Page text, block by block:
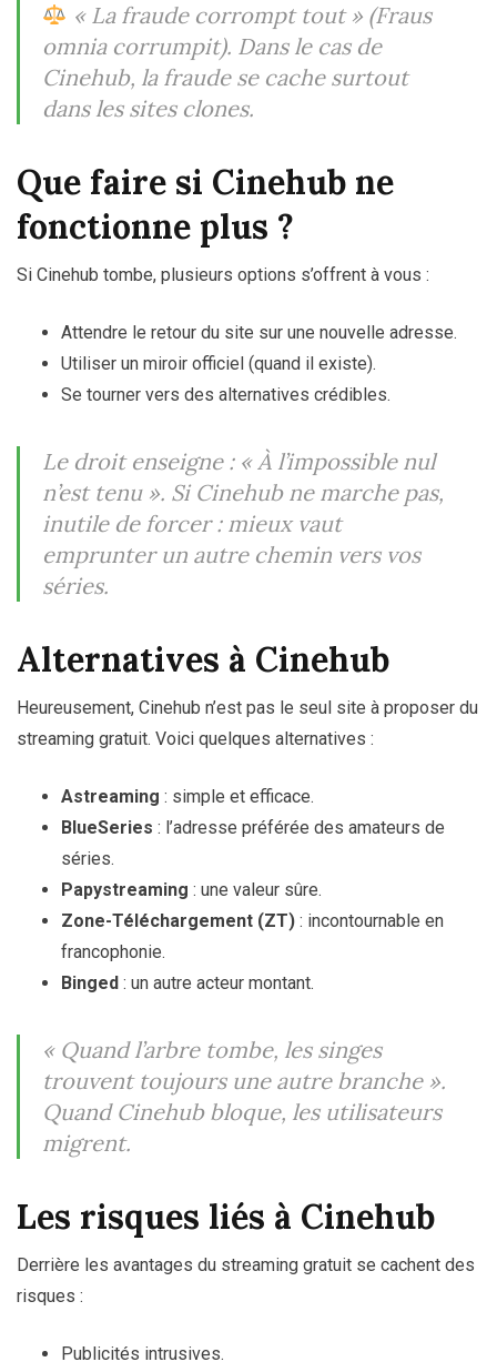
« La fraude corrompt tout » (Fraus
omnia corrumpit). Dans le cas de
Cinehub, la fraude se cache surtout
dans les sites clones.
Que faire si Cinehub ne
fonctionne plus ?
Si Cinehub tombe, plusieurs options s’offrent à vous :
Attendre le retour du site sur une nouvelle adresse.
Utiliser un miroir officiel (quand il existe).
Se tourner vers des alternatives crédibles.
Le droit enseigne : « À l’impossible nul
n’est tenu ». Si Cinehub ne marche pas,
inutile de forcer : mieux vaut
emprunter un autre chemin vers vos
séries.
Alternatives à Cinehub
Heureusement, Cinehub n’est pas le seul site à proposer du
streaming gratuit. Voici quelques alternatives :
Astreaming : simple et efficace.
BlueSeries : l’adresse préférée des amateurs de
séries.
Papystreaming : une valeur sûre.
Zone-Téléchargement (ZT) : incontournable en
francophonie.
Binged : un autre acteur montant.
« Quand l’arbre tombe, les singes
trouvent toujours une autre branche ».
Quand Cinehub bloque, les utilisateurs
migrent.
Les risques liés à Cinehub
Derrière les avantages du streaming gratuit se cachent des
risques :
Publicités intrusives.